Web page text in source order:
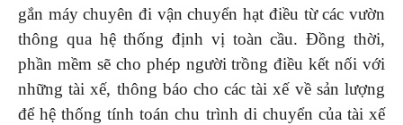
gắn máy chuyên đi vận chuyển hạt điều từ các vườn
thông qua hệ thống định vị toàn cầu. Đồng thời,
phần mềm sẽ cho phép người trồng điều kết nối với
những tài xế, thông báo cho các tài xế về sản lượng
để hệ thống tính toán chu trình di chuyển của tài xế